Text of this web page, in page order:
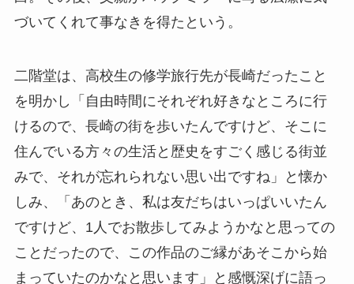
づいてくれて事なきを得たという。
二階堂は、高校生の修学旅行先が長崎だったこと
を明かし「自由時間にそれぞれ好きなところに行
けるので、長崎の街を歩いたんですけど、そこに
住んでいる方々の生活と歴史をすごく感じる街並
みで、それが忘れられない思い出ですね」と懐か
しみ、「あのとき、私は友だちはいっぱいいたん
ですけど、1人でお散歩してみようかなと思っての
ことだったので、この作品のご縁があそこから始
まっていたのかなと思います」と感慨深げに語っ